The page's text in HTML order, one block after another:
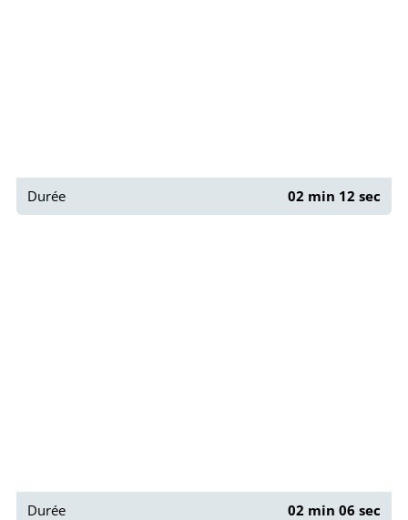
Durée 02 min 12 sec
Durée 02 min 06 sec